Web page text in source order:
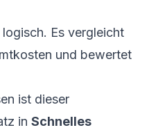
Es vergleicht
und bewertet
ist dieser
in Schnelles